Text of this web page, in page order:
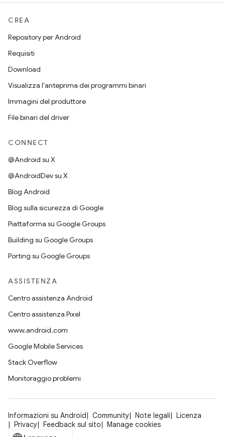
CREA
Repository per Android
Requisiti
Download
Visualizza l'anteprima dei programmi binari
Immagini del produttore
File binari del driver
CONNECT
@Android su X
@AndroidDev su X
Blog Android
Blog sulla sicurezza di Google
Piattaforma su Google Groups
Building su Google Groups
Porting su Google Groups
ASSISTENZA
Centro assistenza Android
Centro assistenza Pixel
www.android.com
Google Mobile Services
Stack Overflow
Monitoraggio problemi
Informazioni su Android Community Note legali
Licenza
Privacy
Feedback sul sito Manage cookies